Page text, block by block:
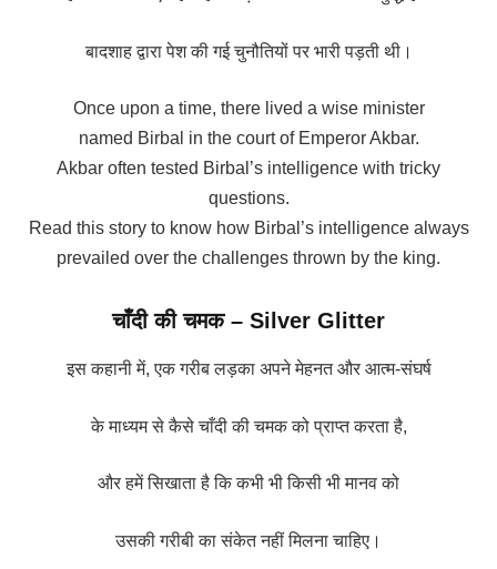
बादशाह द्वारा पेश की गई चुनौतियों पर भारी पड़ती थी।
Once upon a time, there lived a wise minister
named Birbal in the court of Emperor Akbar.
Akbar often tested Birbal’s intelligence with tricky
questions.
Read this story to know how Birbal’s intelligence always
prevailed over the challenges thrown by the king.
चाँदी की चमक – Silver Glitter
इस कहानी में, एक गरीब लड़का अपने मेहनत और आत्म-संघर्ष
के माध्यम से कैसे चाँदी की चमक को प्राप्त करता है,
और हमें सिखाता है कि कभी भी किसी भी मानव को
उसकी गरीबी का संकेत नहीं मिलना चाहिए।